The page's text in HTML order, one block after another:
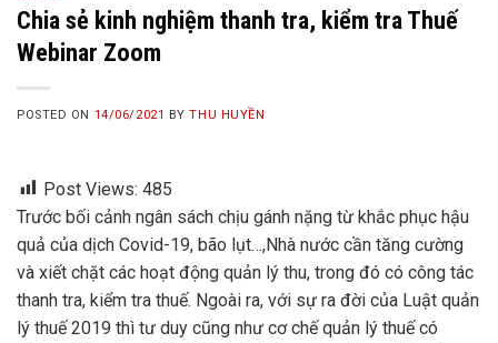
Chia sẻ kinh nghiệm thanh tra, kiểm tra Thuế
Webinar Zoom
POSTED ON 14/06/2021 BYTHU HUYỀN
Post Views: 485
Trước bối cảnh ngân sách chịu gánh nặng từ khắc phục hậu
quả của dịch Covid-19, bão lụt…,Nhà nước cần tăng cường
và xiết chặt các hoạt động quản lý thu, trong đó có công tác
thanh tra, kiểm tra thuế. Ngoài ra, với sự ra đời của Luật quản
lý thuế 2019 thì tư duy cũng như cơ chế quản lý thuế có